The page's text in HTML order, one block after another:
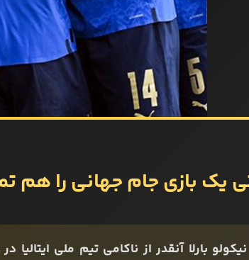
یک بازی جام جهانی را هم
نیکولو بارلا آنقدر از ناکامی تیم ملی